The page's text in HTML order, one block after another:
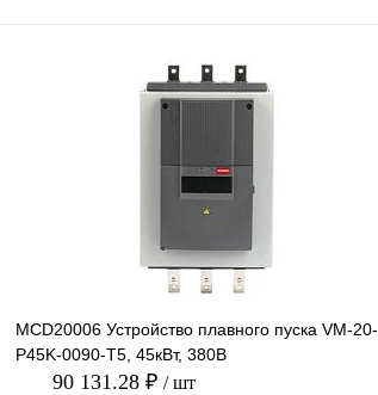
MCD20006 Устройство плавного пуска VM-20-
P45K-0090-T5, 45кВт, 380В
90 131.28 ₽ / шт